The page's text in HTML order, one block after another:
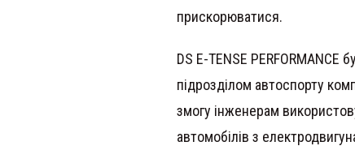
прискорюватися.
DS E-TENSE
підрозділом автоспорту
змогу інженерам
автомобілів з